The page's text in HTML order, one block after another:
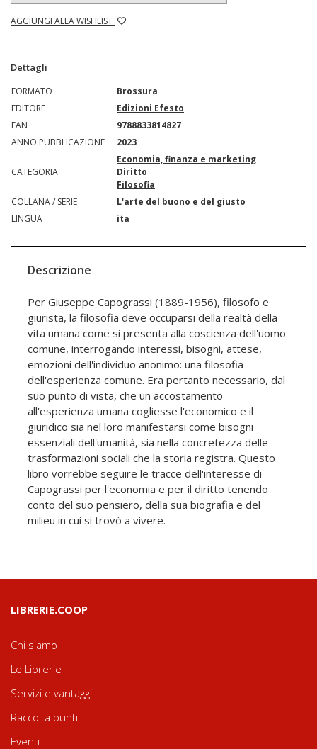
AGGIUNGI ALLA WISHLIST
Dettagli
FORMATO
Brossura
EDITORE
Edizioni Efesto
EAN
9788833814827
ANNO PUBBLICAZIONE
2023
CATEGORIA
Economia, finanza e marketing
Diritto
Filosofia
COLLANA / SERIE
L'arte del buono e del giusto
LINGUA
ita
Descrizione
Per Giuseppe Capograssi (1889-1956), filosofo e
giurista, la filosofia deve occuparsi della realtà della
vita umana come si presenta alla coscienza dell'uomo
comune, interrogando interessi, bisogni, attese,
emozioni dell'individuo anonimo: una filosofia
dell'esperienza comune. Era pertanto necessario, dal
suo punto di vista, che un accostamento
all'esperienza umana cogliesse l'economico e il
giuridico sia nel loro manifestarsi come bisogni
essenziali dell'umanità, sia nella concretezza delle
trasformazioni sociali che la storia registra. Questo
libro vorrebbe seguire le tracce dell'interesse di
Capograssi per l'economia e per il diritto tenendo
conto del suo pensiero, della sua biografia e del
milieu in cui si trovò a vivere.
LIBRERIE.COOP
Chi siamo
Le Librerie
Servizi e vantaggi
Raccolta punti
Eventi